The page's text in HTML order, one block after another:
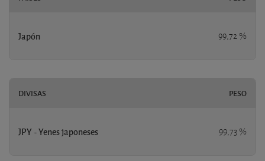
Japón 99,72 %
DIVISAS PESO
JPY - Yenes japoneses 99,73 %